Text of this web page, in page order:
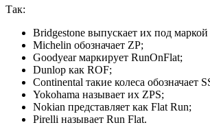
Так:
Bridgestone выпускает их под
Michelin обозначает ZP;
Goodyear маркирует RunOnFlat;
Dunlop как ROF;
Continental такие колеса обозначает
Yokohama называет их ZPS;
Nokian представляет как Flat Run;
Pirelli называет Run Flat.